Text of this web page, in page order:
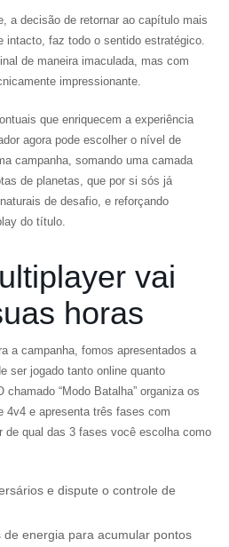
a decisão de retornar ao capítulo mais
intacto, faz todo o sentido estratégico.
de maneira imaculada, mas com
impressionante.
que enriquecem a experiência
agora pode escolher o nível de
campanha, somando uma camada
de planetas, que por si sós já
de desafio, e reforçando
do título.
vai
horas
a campanha, fomos apresentados a
ser jogado tanto online quanto
chamado “Modo Batalha” organiza os
4v4 e apresenta três fases com
de qual das 3 fases você escolha como
e dispute o controle de
de energia para acumular pontos